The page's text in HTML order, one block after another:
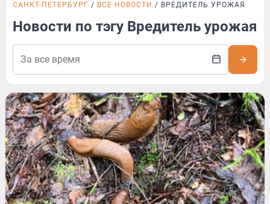
САНКТ-ПЕТЕРБУРГ ВСЕ НОВОСТИ ВРЕДИТЕЛЬ УРОЖАЯ
Новости по тэгу Вредитель урожая